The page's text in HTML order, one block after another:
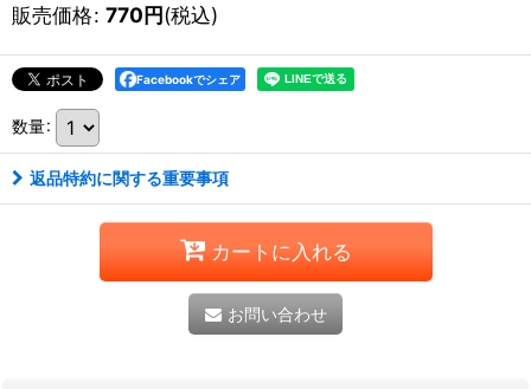
販売価格: 770円(税込)
Facebookでシェア
数量:
返品特約に関する重要事項
カートに入れる
お問い合わせ